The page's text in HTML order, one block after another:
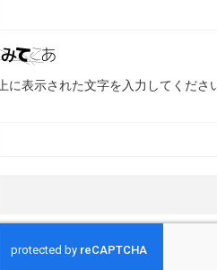
上に表示された文字を入力してくださ